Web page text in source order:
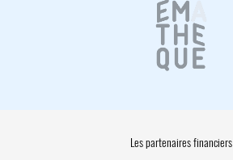
Les partenaires financiers